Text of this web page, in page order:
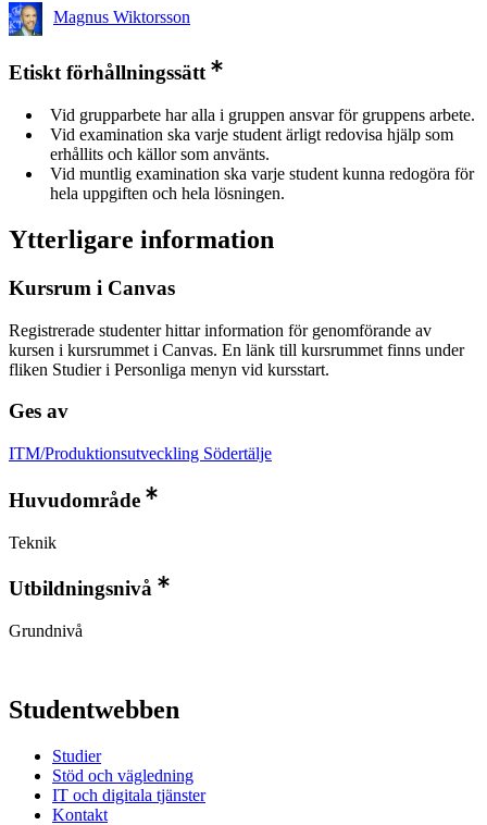
Magnus Wiktorsson
Etiskt förhållningssätt
Vid grupparbete har alla i gruppen ansvar för gruppens arbete.
Vid examination ska varje student ärligt redovisa hjälp som
erhållits och källor som använts.
Vid muntlig examination ska varje student kunna redogöra för
hela uppgiften och hela lösningen.
Ytterligare information
Kursrum i Canvas
Registrerade studenter hittar information för genomförande av
kursen i kursrummet i Canvas. En länk till kursrummet finns under
fliken Studier i Personliga menyn vid kursstart.
Ges av
ITM/Produktionsutveckling Södertälje
Huvudområde
Teknik
Utbildningsnivå
Grundnivå
Studentwebben
Studier
Stöd och vägledning
IT och digitala tjänster
Kontakt